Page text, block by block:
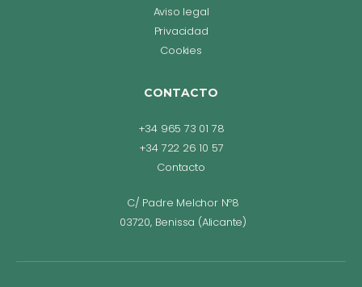
Aviso legal
Privacidad
Cookies
CONTACTO
+34 965 73 01 78
+34 722 26 10 57
Contacto
C/ Padre Melchor Nº8
03720, Benissa (Alicante)